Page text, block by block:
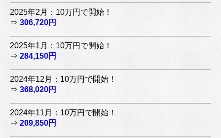
2025年2月：10万円で開始！
⇒ 306,720円
2025年1月：10万円で開始！
⇒ 284,150円
2024年12月：10万円で開始！
⇒ 368,020円
2024年11月：10万円で開始！
⇒ 209,850円